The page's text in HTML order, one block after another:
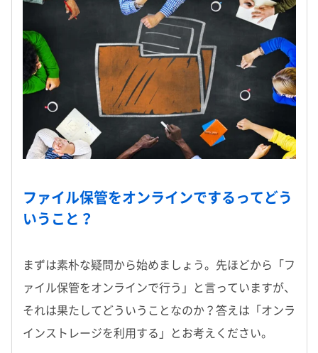
ファイル保管をオンラインでするってどう
いうこと？
まずは素朴な疑問から始めましょう。先ほどから「フ
ァイル保管をオンラインで行う」と言っていますが、
それは果たしてどういうことなのか？答えは「オンラ
インストレージを利用する」とお考えください。